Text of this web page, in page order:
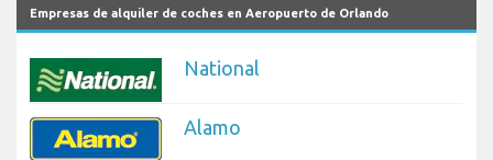
Empresas de alquiler de coches en Aeropuerto de Orlando
National
Alamo